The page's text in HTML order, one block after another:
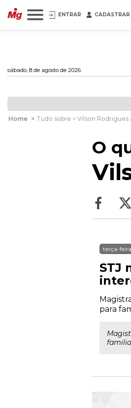
ENTRAR CADASTRAR
sábado, 8 de agosto de 2026
Home > Tudo sobre > Vilson Rodrigues
O
terça-
STJ
para